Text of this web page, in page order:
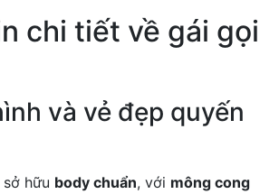
chi tiết về gái gọi
và vẻ đẹp quyến
sở hữu body chuẩn, với mông cong